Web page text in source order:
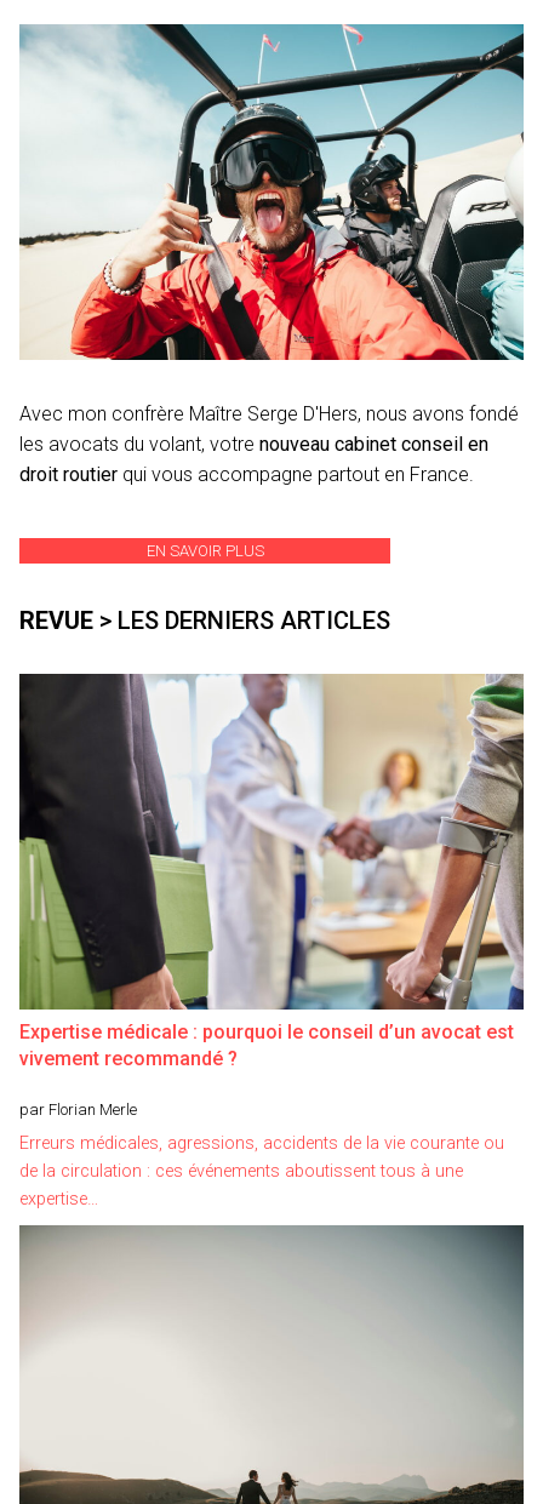
Avec mon confrère Maître Serge D'Hers, nous avons fondé
les avocats du volant, votre nouveau cabinet conseil en
droit routier qui vous accompagne partout en France.
EN SAVOIR PLUS
REVUE > LES DERNIERS ARTICLES
Expertise médicale : pourquoi le conseil d’un avocat est
vivement recommandé ?
par Florian Merle
Erreurs médicales, agressions, accidents de la vie courante ou
de la circulation : ces événements aboutissent tous à une
expertise…